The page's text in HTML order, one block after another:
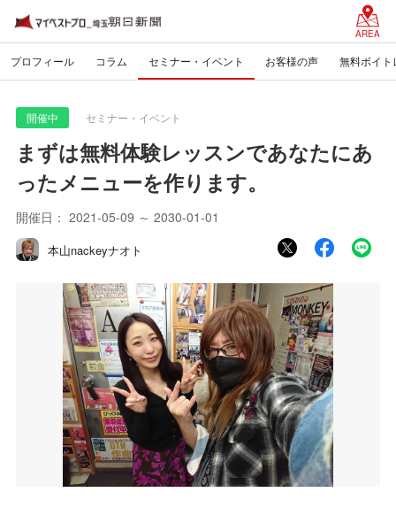
AREA
プロフィール コラム セミナー・イベント お客様の声 無料ボイト
開催中 セミナー・イベント
まずは無料体験レッスンであなたにあ
ったメニューを作ります。
開催日： 2021-05-09 ～ 2030-01-01
本山nackeyナオト